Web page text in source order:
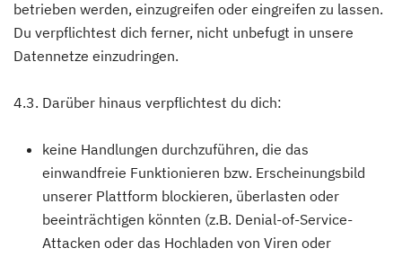
betrieben werden, einzugreifen oder eingreifen zu lassen.
Du verpflichtest dich ferner, nicht unbefugt in unsere
Datennetze einzudringen.
4.3. Darüber hinaus verpflichtest du dich:
keine Handlungen durchzuführen, die das
einwandfreie Funktionieren bzw. Erscheinungsbild
unserer Plattform blockieren, überlasten oder
beeinträchtigen könnten (z.B. Denial-of-Service-
Attacken oder das Hochladen von Viren oder